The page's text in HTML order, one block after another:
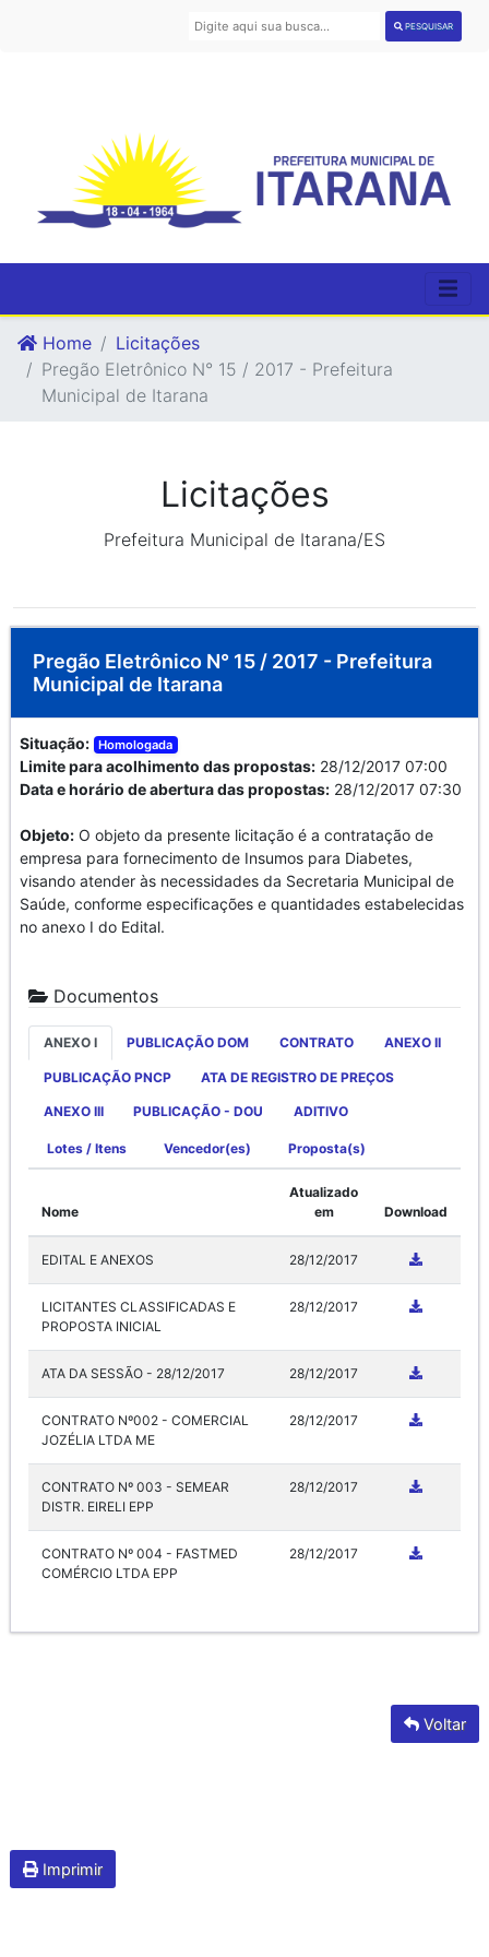
PESQUISAR
Home
Licitações
Pregão Eletrônico N° 15 / 2017 - Prefeitura
Municipal de Itarana
Licitações
Prefeitura Municipal de Itarana/ES
Pregão Eletrônico N° 15 / 2017 - Prefeitura
Municipal de Itarana
Situação: Homologada
Limite para acolhimento das propostas: 28/12/2017 07:00
Data e horário de abertura das propostas: 28/12/2017 07:30
Objeto: O objeto da presente licitação é a contratação de
empresa para fornecimento de Insumos para Diabetes,
visando atender às necessidades da Secretaria Municipal de
Saúde, conforme especificações e quantidades estabelecidas
no anexo I do Edital.
Documentos
ANEXO I PUBLICAÇÃO DOM CONTRATO ANEXO II
PUBLICAÇÃO PNCP ATA DE REGISTRO DE PREÇOS
ANEXO III PUBLICAÇÃO - DOU ADITIVO
Lotes / Itens Vencedor(es) Proposta(s)
Nome
Atualizado
em
Download
EDITAL E ANEXOS 28/12/2017
LICITANTES CLASSIFICADAS E
PROPOSTA INICIAL
28/12/2017
ATA DA SESSÃO - 28/12/2017 28/12/2017
CONTRATO Nº002 - COMERCIAL
JOZÉLIA LTDA ME
28/12/2017
CONTRATO Nº 003 - SEMEAR
DISTR. EIRELI EPP
28/12/2017
CONTRATO Nº 004 - FASTMED
COMÉRCIO LTDA EPP
28/12/2017
Voltar
Imprimir